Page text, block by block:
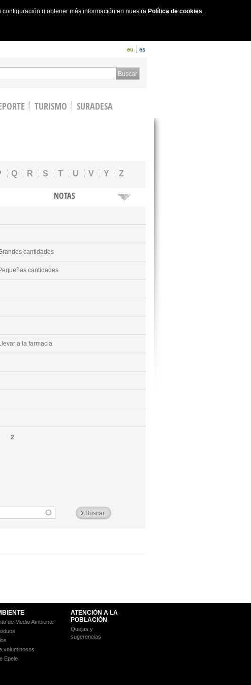
u obtener más información en nuestra Política de cookies.
eu es
form
TURISMO
SURADESA
Q R S T U V Y Z
NOTAS
cantidades
cantidades
a la farmacia
2
de Medio Ambiente
voluminosos
Epele
ATENCIÓN A LA
POBLACIÓN
Quejas y
sugerencias